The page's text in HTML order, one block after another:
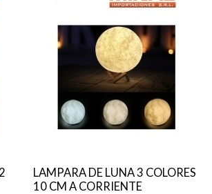
LAMPARA DE LUNA 3 COLORES
10 CM A CORRIENTE